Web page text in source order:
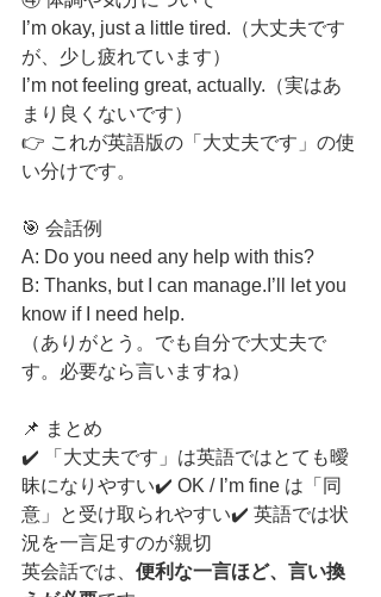
I’m okay, just a little tired.（大丈夫です
が、少し疲れています）
I’m not feeling great, actually.（実はあ
まり良くないです）
👉 これが英語版の「大丈夫です」の使
い分けです。
🎯 会話例
A: Do you need any help with this?
B: Thanks, but I can manage.I’ll let you
know if I need help.
（ありがとう。でも自分で大丈夫で
す。必要なら言いますね）
📌 まとめ
✔️ 「大丈夫です」は英語ではとても曖
昧になりやすい✔️ OK / I’m fine は「同
意」と受け取られやすい✔️ 英語では状
況を一言足すのが親切
英会話では、 便利な一言ほど、言い換